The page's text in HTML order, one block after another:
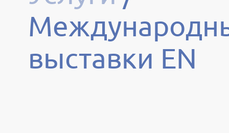
выставки EN